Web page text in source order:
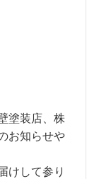
塗装店、株
お知らせや
けして参り